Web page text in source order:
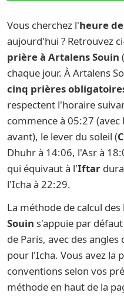
Vous cherchez l'heure
aujourd'hui ? Retrouvez
prière à Artalens Souin
chaque jour. À Artalens
cinq prières
respectent l'horaire
commence à 05:27
avant), le lever du soleil (
Dhuhr à 14:06, l'Asr à
qui équivaut à l'Iftar
l'Icha à 22:29.
La méthode de calcul
Souin s'appuie par
de Paris, avec des
pour l'Icha. Vous avez la
conventions selon vos
méthode en haut de la